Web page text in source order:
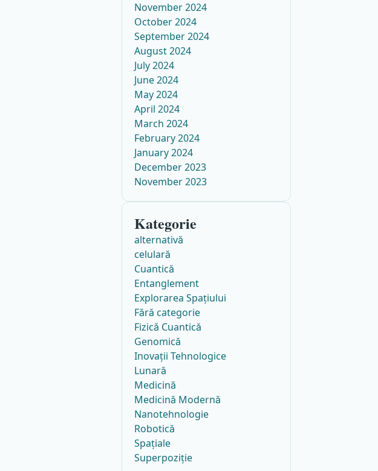
November 2024
October 2024
September 2024
August 2024
July 2024
June 2024
May 2024
April 2024
March 2024
February 2024
January 2024
December 2023
November 2023
Kategorie
alternativă
celulară
Cuantică
Entanglement
Explorarea Spațiului
Fără categorie
Fizică Cuantică
Genomică
Inovații Tehnologice
Lunară
Medicină
Medicină Modernă
Nanotehnologie
Robotică
Spațiale
Superpoziție